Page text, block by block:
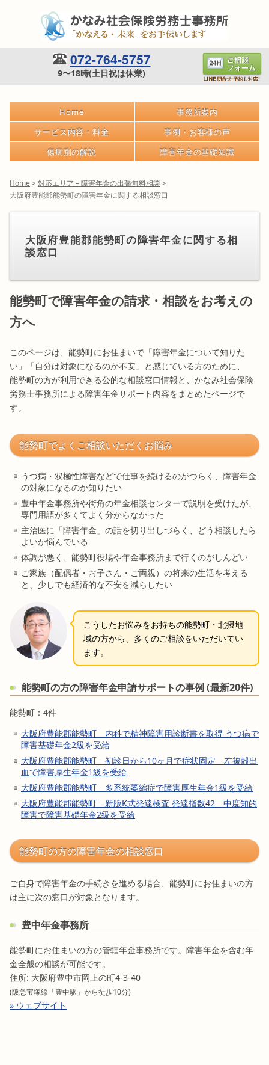
072-764-5757
9〜18時(土日祝は休業)
Home
事務所案内
サービス内容・料金
事例・お客様の声
傷病別の解説
障害年金の基礎知識
Home > 対応エリア – 障害年金の出張無料相談 >
大阪府豊能郡能勢町の障害年金に関する相談窓口
大阪府豊能郡能勢町の障害年金に関する相
談窓口
能勢町で障害年金の請求・相談をお考えの
方へ
このページは、能勢町にお住まいで「障害年金について知りた
い」「自分は対象になるのか不安」と感じている方のために、
能勢町の方が利用できる公的な相談窓口情報と、かなみ社会保険
労務士事務所による障害年金サポート内容をまとめたページで
す。
能勢町でよくご相談いただくお悩み
うつ病・双極性障害などで仕事を続けるのがつらく、障害年金
の対象になるのか知りたい
豊中年金事務所や街角の年金相談センターで説明を受けたが、
専門用語が多くてよく分からなかった
主治医に「障害年金」の話を切り出しづらく、どう相談したら
よいか悩んでいる
体調が悪く、能勢町役場や年金事務所まで行くのがしんどい
ご家族（配偶者・お子さん・ご両親）の将来の生活を考える
と、少しでも経済的な不安を減らしたい
こうしたお悩みをお持ちの能勢町・北摂地
域の方から、多くのご相談をいただいてい
ます。
能勢町の方の障害年金申請サポートの事例 (最新20件)
能勢町：4件
大阪府豊能郡能勢町 内科で精神障害用診断書を取得 うつ病で
障害基礎年金2級を受給
大阪府豊能郡能勢町 初診日から10ヶ月で症状固定 左被殻出
血で障害厚生年金1級を受給
大阪府豊能郡能勢町 多系統萎縮症で障害厚生年金1級を受給
大阪府豊能郡能勢町 新版K式発達検査 発達指数42 中度知的
障害で障害基礎年金2級を受給
能勢町の方の障害年金の相談窓口
ご自身で障害年金の手続きを進める場合、能勢町にお住まいの方
は主に次の窓口が対象となります。
豊中年金事務所
能勢町にお住まいの方の管轄年金事務所です。障害年金を含む年
金全般の相談が可能です。
住所: 大阪府豊中市岡上の町4-3-40
(阪急宝塚線「豊中駅」から徒歩10分)
» ウェブサイト